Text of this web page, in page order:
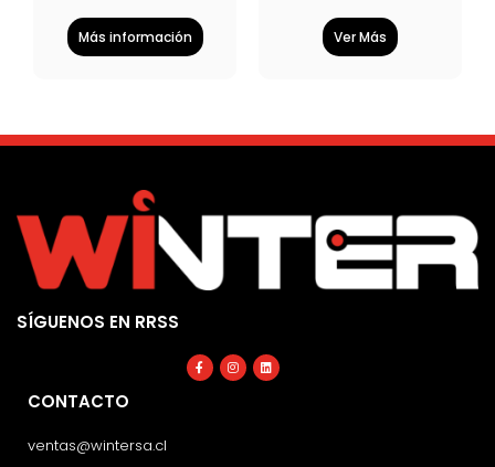
Más información Ver Más
SÍGUENOS EN RRSS
Facebook-
f
Instagram
Linkedin
CONTACTO
ventas@wintersa.cl